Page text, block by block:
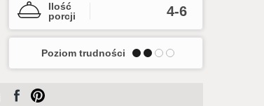
Ilość
porcji
4-6
Poziom trudności